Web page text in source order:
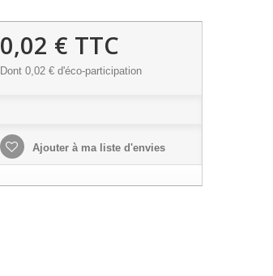
0,02 € TTC
Dont 0,02 €d'éco-participation
Ajouter à ma liste d'envies